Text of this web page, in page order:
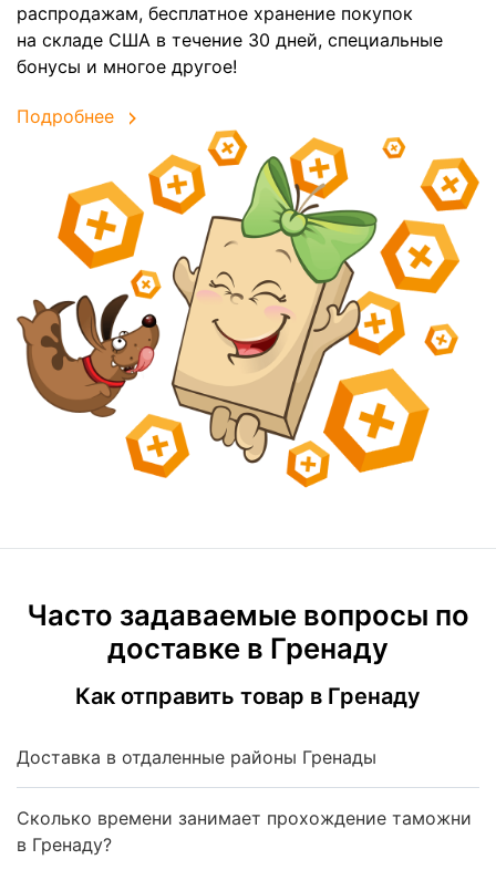
распродажам, бесплатное хранение покупок
на складе США в течение 30 дней, специальные
бонусы и многое другое!
Подробнее
Часто задаваемые вопросы по
доставке в Гренаду
Как отправить товар в Гренаду
Доставка в отдаленные районы Гренады
Сколько времени занимает прохождение таможни
в Гренаду?